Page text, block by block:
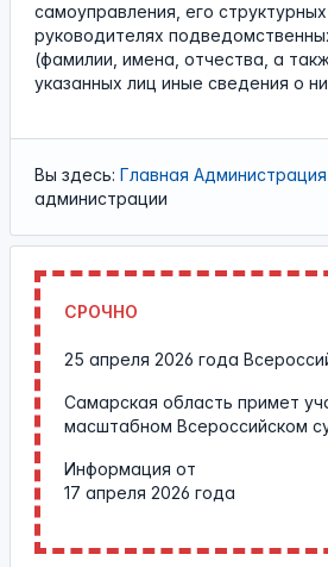
самоуправления, его
руководителях
(фамилии, имена, отчества, а
указанных лиц иные сведения о
Вы здесь: Главная Администрация
администрации
СРОЧНО
25 апреля 2026 года
Самарская область примет
масштабном Всероссийском
Информация от
17 апреля 2026 года